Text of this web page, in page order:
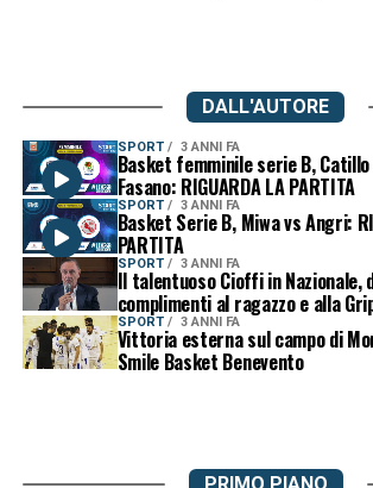
DALL'AUTORE
SPORT 3 ANNI FA
Basket femminile serie B, Catillo
Fasano: RIGUARDA LA PARTITA
SPORT 3 ANNI FA
Basket Serie B, Miwa vs Angri:
PARTITA
SPORT 3 ANNI FA
Il talentuoso Cioffi in Nazionale,
complimenti al ragazzo e alla
SPORT 3 ANNI FA
Vittoria esterna sul campo di
Smile Basket Benevento